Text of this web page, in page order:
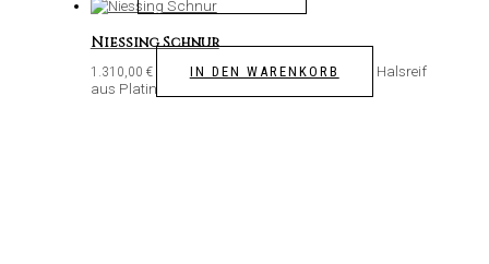
Niessing Schnur
1.310,00 € IN DEN WARENKORB
Halsreif
aus Platin